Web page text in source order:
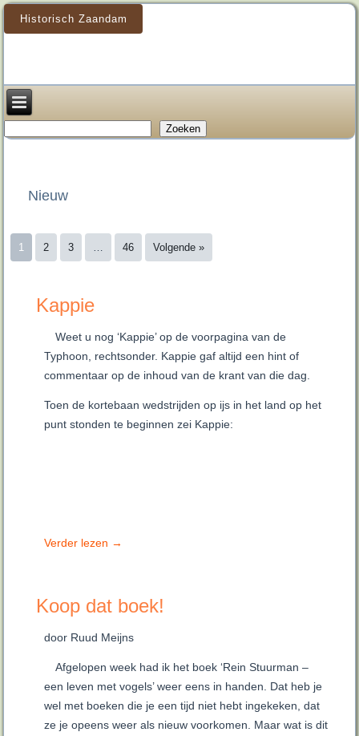
Historisch Zaandam
Zoeken
Nieuw
1 2 3 … 46 Volgende »
Kappie
Weet u nog ‘Kappie’ op de voorpagina van de
Typhoon, rechtsonder. Kappie gaf altijd een hint of
commentaar op de inhoud van de krant van die dag.
Toen de kortebaan wedstrijden op ijs in het land op het
punt stonden te beginnen zei Kappie:
Verder lezen →
Koop dat boek!
door Ruud Meijns
Afgelopen week had ik het boek ‘Rein Stuurman –
een leven met vogels’ weer eens in handen. Dat heb je
wel met boeken die je een tijd niet hebt ingekeken, dat
ze je opeens weer als nieuw voorkomen. Maar wat is dit